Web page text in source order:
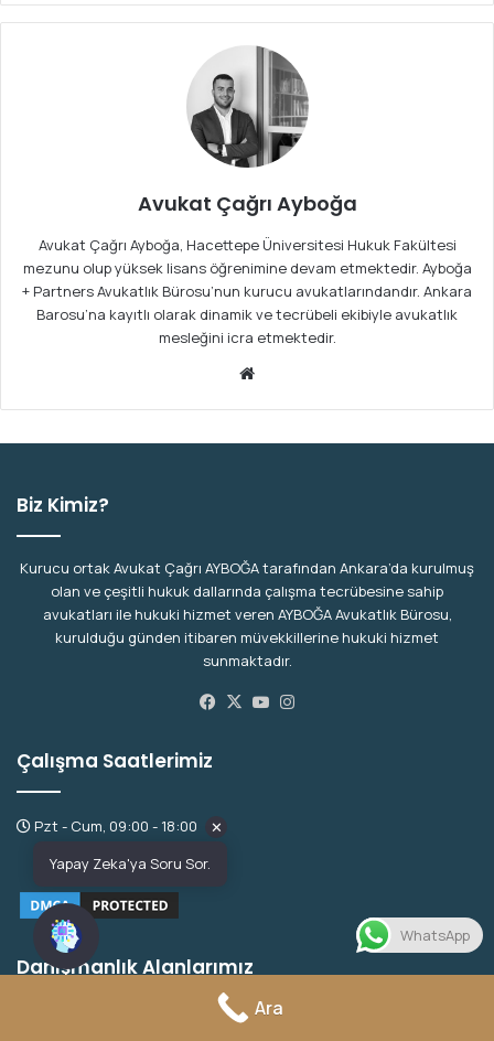
Avukat Çağrı Ayboğa
Avukat Çağrı Ayboğa, Hacettepe Üniversitesi Hukuk Fakültesi
mezunu olup yüksek lisans öğrenimine devam etmektedir. Ayboğa
+ Partners Avukatlık Bürosu’nun kurucu avukatlarındandır. Ankara
Barosu’na kayıtlı olarak dinamik ve tecrübeli ekibiyle avukatlık
mesleğini icra etmektedir.
Biz Kimiz?
Kurucu ortak Avukat Çağrı AYBOĞA tarafından Ankara’da kurulmuş
olan ve çeşitli hukuk dallarında çalışma tecrübesine sahip
avukatları ile hukuki hizmet veren AYBOĞA Avukatlık Bürosu,
kurulduğu günden itibaren müvekkillerine hukuki hizmet
sunmaktadır.
Facebook
X YouTube
Çalışma Saatlerimiz
Pzt - Cum, 09:00 - 18:00
Danışmanlık Alanlarımız
WhatsApp
Ara
✕
Yapay Zeka'ya Soru Sor.